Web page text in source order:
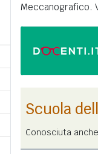
Meccanografico.
Scuola
Conosciuta